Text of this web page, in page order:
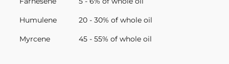
Humulene 20 - 30% of whole oil
Myrcene 45 - 55% of whole oil